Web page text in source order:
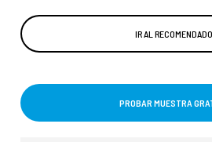
IR AL
PROBAR MUESTRA